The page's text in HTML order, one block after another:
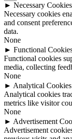
► Necessary Cookies
Necessary cookies
and consent
data.
None
► Functional
Functional cookies
media, collecting
None
► Analytical Cookies
Analytical cookies
metrics like visitor
None
► Advertisement
Advertisement